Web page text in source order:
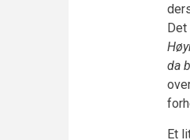
Det
da
Et